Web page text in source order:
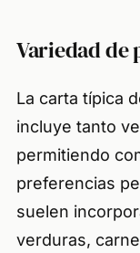
Variedad de
La carta típica
incluye tanto
permitiendo
preferencias
suelen
verduras,